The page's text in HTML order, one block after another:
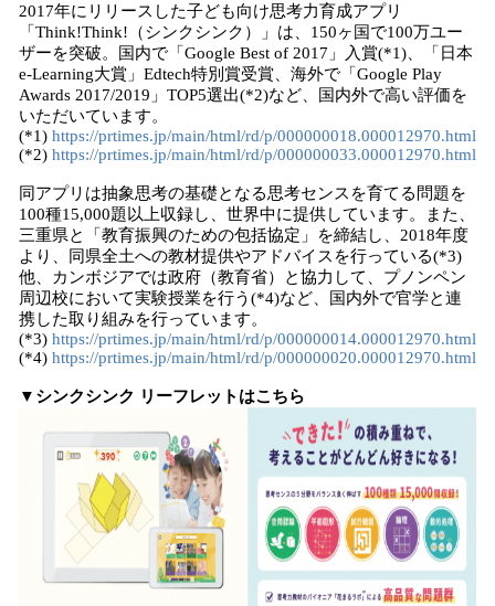
2017年にリリースした子ども向け思考力育成アプリ
「Think!Think!（シンクシンク）」は、150ヶ国で100万ユー
ザーを突破。国内で「Google Best of 2017」入賞(*1)、「日本
e-Learning大賞」Edtech特別賞受賞、海外で「Google Play
Awards 2017/2019」TOP5選出(*2)など、国内外で高い評価を
いただいています。
(*1) https://prtimes.jp/main/html/rd/p/000000018.000012970.html
(*2) https://prtimes.jp/main/html/rd/p/000000033.000012970.html
同アプリは抽象思考の基礎となる思考センスを育てる問題を
100種15,000題以上収録し、世界中に提供しています。また、
三重県と「教育振興のための包括協定」を締結し、2018年度
より、同県全土への教材提供やアドバイスを行っている(*3)
他、カンボジアでは政府（教育省）と協力して、プノンペン
周辺校において実験授業を行う(*4)など、国内外で官学と連
携した取り組みを行っています。
(*3) https://prtimes.jp/main/html/rd/p/000000014.000012970.html
(*4) https://prtimes.jp/main/html/rd/p/000000020.000012970.html
▼シンクシンク リーフレットはこちら